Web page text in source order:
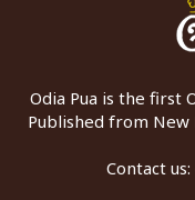
Odia Pua is the first
Published from
Contact us: